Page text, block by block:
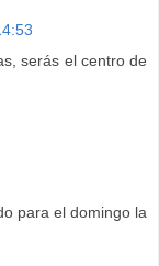
serás el centro de
para el domingo la